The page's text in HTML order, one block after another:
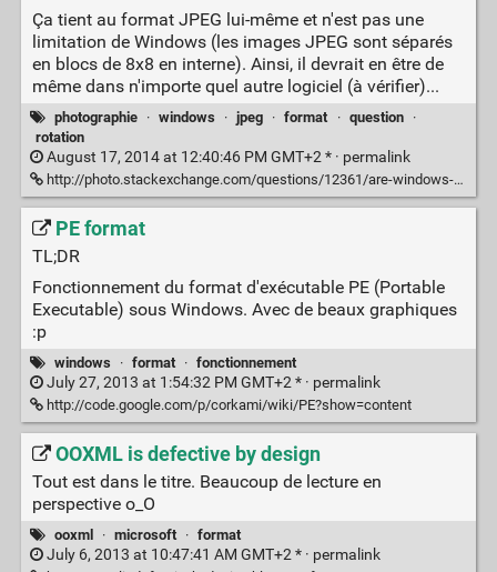
Ça tient au format JPEG lui-même et n'est pas une
limitation de Windows (les images JPEG sont séparés
en blocs de 8x8 en interne). Ainsi, il devrait en être de
même dans n'importe quel autre logiciel (à vérifier)...
photographie · windows · jpeg · format · question
·
rotation
August 17, 2014 at 12:40:46 PM GMT+2 * · permalink
http://photo.stackexchange.com/questions/12361/are-windows-photo-viewer-rotations-lossless
PE format
TL;DR
Fonctionnement du format d'exécutable PE (Portable
Executable) sous Windows. Avec de beaux graphiques
:p
windows · format · fonctionnement
July 27, 2013 at 1:54:32 PM GMT+2 * · permalink
http://code.google.com/p/corkami/wiki/PE?show=content
OOXML is defective by design
Tout est dans le titre. Beaucoup de lecture en
perspective o_O
ooxml · microsoft · format
July 6, 2013 at 10:47:41 AM GMT+2 * · permalink